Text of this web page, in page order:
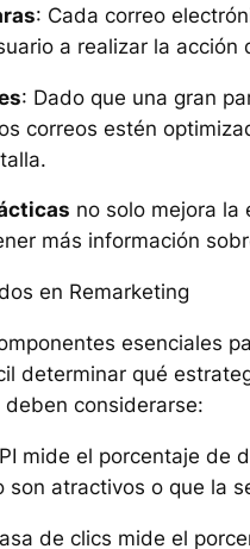
: Cada correo
a realizar la
: Dado que una gran
correos estén
no solo mejora la
más información
en Remarketing
esenciales
determinar qué
considerarse:
mide el porcentaje de
son atractivos o que la
de clics mide el